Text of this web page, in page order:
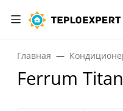
Главная
Ferrum Titan